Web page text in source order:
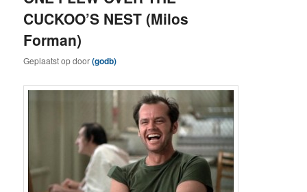
CUCKOO’S NEST (Milos
Forman)
Geplaatst opdoor(godb)